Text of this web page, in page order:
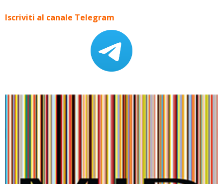
Iscriviti al canale Telegram